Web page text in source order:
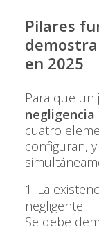
Pilares
en 2025
Para que un
negligencia
cuatro
configuran,
1. La
negligente
Se debe